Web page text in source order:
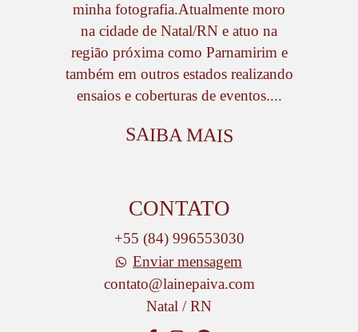
minha fotografia.Atualmente moro
na cidade de Natal/RN e atuo na
região próxima como Parnamirim e
também em outros estados realizando
ensaios e coberturas de eventos....
SAIBA MAIS
CONTATO
+55 (84) 996553030
Enviar mensagem
contato@lainepaiva.com
Natal / RN